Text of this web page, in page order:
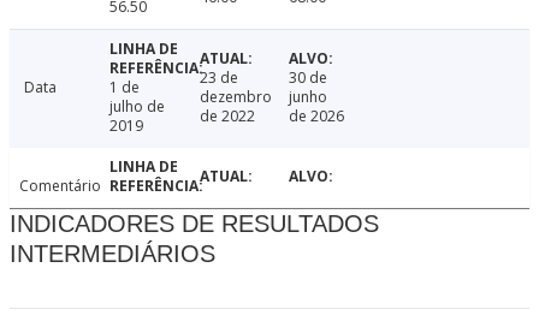
56.50
Data
1 de
julho de
2019
23 de
dezembro
de 2022
30 de
junho
de 2026
Comentário
INDICADORES DE RESULTADOS
INTERMEDIÁRIOS